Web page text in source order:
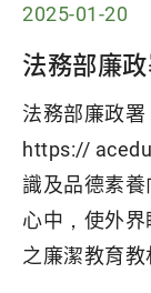
2025-01-20
法務部廉
法務部廉政署
https://
識及品德素
心中，使外
之廉潔教育